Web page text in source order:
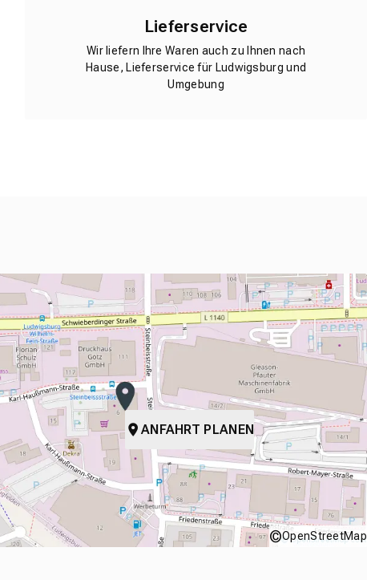
Lieferservice
Wir liefern Ihre Waren auch zu Ihnen nach
Hause, Lieferservice für Ludwigsburg und
Umgebung
ANFAHRT PLANEN
©OpenStreetMap